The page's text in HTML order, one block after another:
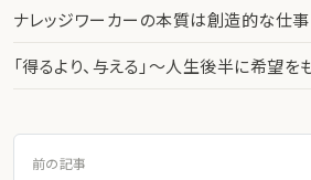
ナレッジワーカーの本質は創造的な仕
「得るより、与える」〜人生後半に希望
前の記事